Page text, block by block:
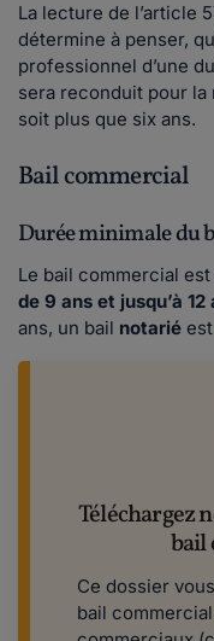
La lecture de l’article
détermine à penser,
professionnel d’une
sera reconduit pour la
soit plus que six ans.
Bail commercial
Durée minimale du
Le bail commercial
de 9 ans et jusqu’à
ans, un bail notarié
Téléchargez
bail
Ce dossier
bail